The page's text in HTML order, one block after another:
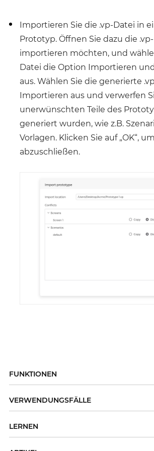
Importieren Sie die .vp-Datei in
Prototyp. Öffnen Sie dazu die
importieren möchten, und
Datei die Option Importieren
aus. Wählen Sie die generierte
Importieren aus und verwerfen
unerwünschten Teile des
generiert wurden, wie z.B.
Vorlagen. Klicken Sie auf „OK“,
abzuschließen.
FUNKTIONEN
VERWENDUNGSFÄLLE
LERNEN